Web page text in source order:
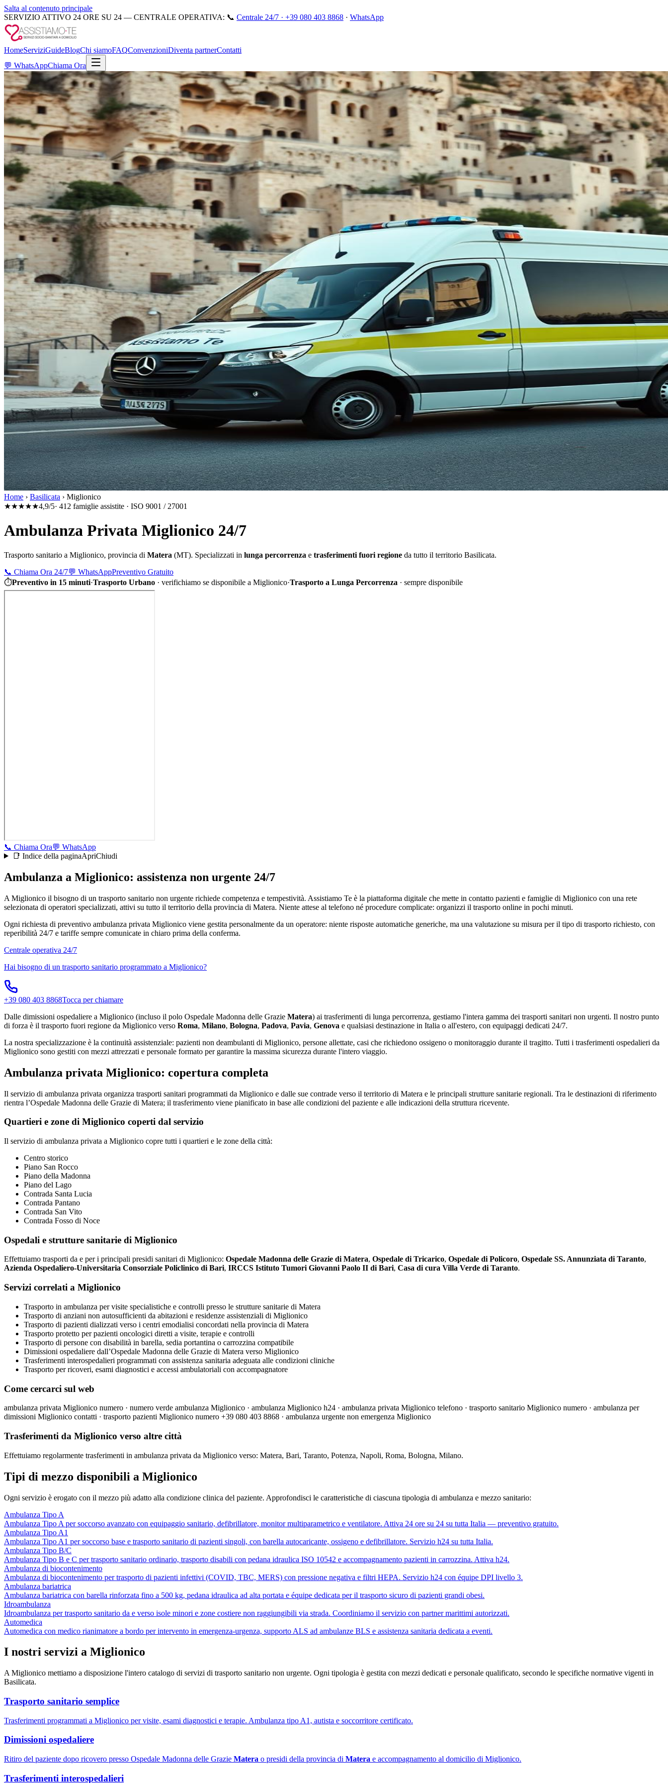
Salta al contenuto principale
SERVIZIO ATTIVO 24 ORE SU 24 — CENTRALE OPERATIVA: 📞 Centrale 24/7 · +39 080 403 8868 · WhatsApp
HomeServiziGuideBlogChi siamoFAQConvenzioniDiventa partnerContatti
💬 WhatsAppChiama Ora
Home › Basilicata › Miglionico
★★★★★4,9/5· 412 famiglie assistite · ISO 9001 / 27001
Ambulanza Privata Miglionico 24/7
Trasporto sanitario a Miglionico, provincia di Matera (MT). Specializzati in lunga percorrenza e trasferimenti fuori regione da tutto il territorio Basilicata.
📞 Chiama Ora 24/7💬 WhatsAppPreventivo Gratuito
⏱Preventivo in 15 minuti·Trasporto Urbano · verifichiamo se disponibile a Miglionico·Trasporto a Lunga Percorrenza · sempre disponibile
📞 Chiama Ora💬 WhatsApp
📑 Indice della paginaApriChiudi
Ambulanza a Miglionico: assistenza non urgente 24/7
A Miglionico il bisogno di un trasporto sanitario non urgente richiede competenza e tempestività. Assistiamo Te è la piattaforma digitale che mette in contatto pazienti e famiglie di Miglionico con una rete
selezionata di operatori specializzati, attivi su tutto il territorio della provincia di Matera. Niente attese al telefono né procedure complicate: organizzi il trasporto online in pochi minuti.
Ogni richiesta di preventivo ambulanza privata Miglionico viene gestita personalmente da un operatore: niente risposte automatiche generiche, ma una valutazione su misura per il tipo di trasporto richiesto, con
reperibilità 24/7 e tariffe sempre comunicate in chiaro prima della conferma.
Centrale operativa 24/7
Hai bisogno di un trasporto sanitario programmato a Miglionico?
+39 080 403 8868Tocca per chiamare
Dalle dimissioni ospedaliere a Miglionico (incluso il polo Ospedale Madonna delle Grazie Matera) ai trasferimenti di lunga percorrenza, gestiamo l'intera gamma dei trasporti sanitari non urgenti. Il nostro punto
di forza è il trasporto fuori regione da Miglionico verso Roma, Milano, Bologna, Padova, Pavia, Genova e qualsiasi destinazione in Italia o all'estero, con equipaggi dedicati 24/7.
La nostra specializzazione è la continuità assistenziale: pazienti non deambulanti di Miglionico, persone allettate, casi che richiedono ossigeno o monitoraggio durante il tragitto. Tutti i trasferimenti ospedalieri da
Miglionico sono gestiti con mezzi attrezzati e personale formato per garantire la massima sicurezza durante l'intero viaggio.
Ambulanza privata Miglionico: copertura completa
Il servizio di ambulanza privata organizza trasporti sanitari programmati da Miglionico e dalle sue contrade verso il territorio di Matera e le principali strutture sanitarie regionali. Tra le destinazioni di riferimento
rientra l’Ospedale Madonna delle Grazie di Matera; il trasferimento viene pianificato in base alle condizioni del paziente e alle indicazioni della struttura ricevente.
Quartieri e zone di Miglionico coperti dal servizio
Il servizio di ambulanza privata a Miglionico copre tutti i quartieri e le zone della città:
Centro storico
Piano San Rocco
Piano della Madonna
Piano del Lago
Contrada Santa Lucia
Contrada Pantano
Contrada San Vito
Contrada Fosso di Noce
Ospedali e strutture sanitarie di Miglionico
Effettuiamo trasporti da e per i principali presidi sanitari di Miglionico: Ospedale Madonna delle Grazie di Matera, Ospedale di Tricarico, Ospedale di Policoro, Ospedale SS. Annunziata di Taranto,
Azienda Ospedaliero-Universitaria Consorziale Policlinico di Bari, IRCCS Istituto Tumori Giovanni Paolo II di Bari, Casa di cura Villa Verde di Taranto.
Servizi correlati a Miglionico
Trasporto in ambulanza per visite specialistiche e controlli presso le strutture sanitarie di Matera
Trasporto di anziani non autosufficienti da abitazioni e residenze assistenziali di Miglionico
Trasporto di pazienti dializzati verso i centri emodialisi concordati nella provincia di Matera
Trasporto protetto per pazienti oncologici diretti a visite, terapie e controlli
Trasporto di persone con disabilità in barella, sedia portantina o carrozzina compatibile
Dimissioni ospedaliere dall’Ospedale Madonna delle Grazie di Matera verso Miglionico
Trasferimenti interospedalieri programmati con assistenza sanitaria adeguata alle condizioni cliniche
Trasporto per ricoveri, esami diagnostici e accessi ambulatoriali con accompagnatore
Come cercarci sul web
ambulanza privata Miglionico numero · numero verde ambulanza Miglionico · ambulanza Miglionico h24 · ambulanza privata Miglionico telefono · trasporto sanitario Miglionico numero · ambulanza per
dimissioni Miglionico contatti · trasporto pazienti Miglionico numero +39 080 403 8868 · ambulanza urgente non emergenza Miglionico
Trasferimenti da Miglionico verso altre città
Effettuiamo regolarmente trasferimenti in ambulanza privata da Miglionico verso: Matera, Bari, Taranto, Potenza, Napoli, Roma, Bologna, Milano.
Tipi di mezzo disponibili a Miglionico
Ogni servizio è erogato con il mezzo più adatto alla condizione clinica del paziente. Approfondisci le caratteristiche di ciascuna tipologia di ambulanza e mezzo sanitario:
Ambulanza Tipo A
Ambulanza Tipo A per soccorso avanzato con equipaggio sanitario, defibrillatore, monitor multiparametrico e ventilatore. Attiva 24 ore su 24 su tutta Italia — preventivo gratuito.
Ambulanza Tipo A1
Ambulanza Tipo A1 per soccorso base e trasporto sanitario di pazienti singoli, con barella autocaricante, ossigeno e defibrillatore. Servizio h24 su tutta Italia.
Ambulanza Tipo B/C
Ambulanza Tipo B e C per trasporto sanitario ordinario, trasporto disabili con pedana idraulica ISO 10542 e accompagnamento pazienti in carrozzina. Attiva h24.
Ambulanza di biocontenimento
Ambulanza di biocontenimento per trasporto di pazienti infettivi (COVID, TBC, MERS) con pressione negativa e filtri HEPA. Servizio h24 con équipe DPI livello 3.
Ambulanza bariatrica
Ambulanza bariatrica con barella rinforzata fino a 500 kg, pedana idraulica ad alta portata e équipe dedicata per il trasporto sicuro di pazienti grandi obesi.
Idroambulanza
Idroambulanza per trasporto sanitario da e verso isole minori e zone costiere non raggiungibili via strada. Coordiniamo il servizio con partner marittimi autorizzati.
Automedica
Automedica con medico rianimatore a bordo per intervento in emergenza-urgenza, supporto ALS ad ambulanze BLS e assistenza sanitaria dedicata a eventi.
I nostri servizi a Miglionico
A Miglionico mettiamo a disposizione l'intero catalogo di servizi di trasporto sanitario non urgente. Ogni tipologia è gestita con mezzi dedicati e personale qualificato, secondo le specifiche normative vigenti in
Basilicata.
Trasporto sanitario semplice
Trasferimenti programmati a Miglionico per visite, esami diagnostici e terapie. Ambulanza tipo A1, autista e soccorritore certificato.
Dimissioni ospedaliere
Ritiro del paziente dopo ricovero presso Ospedale Madonna delle Grazie Matera o presidi della provincia di Matera e accompagnamento al domicilio di Miglionico.
Trasferimenti interospedalieri